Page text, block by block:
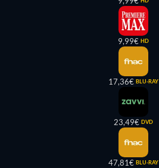
9,99€ HD
17,36€ BLU-RAY
23,49€ DVD
47,81€ BLU-RAY